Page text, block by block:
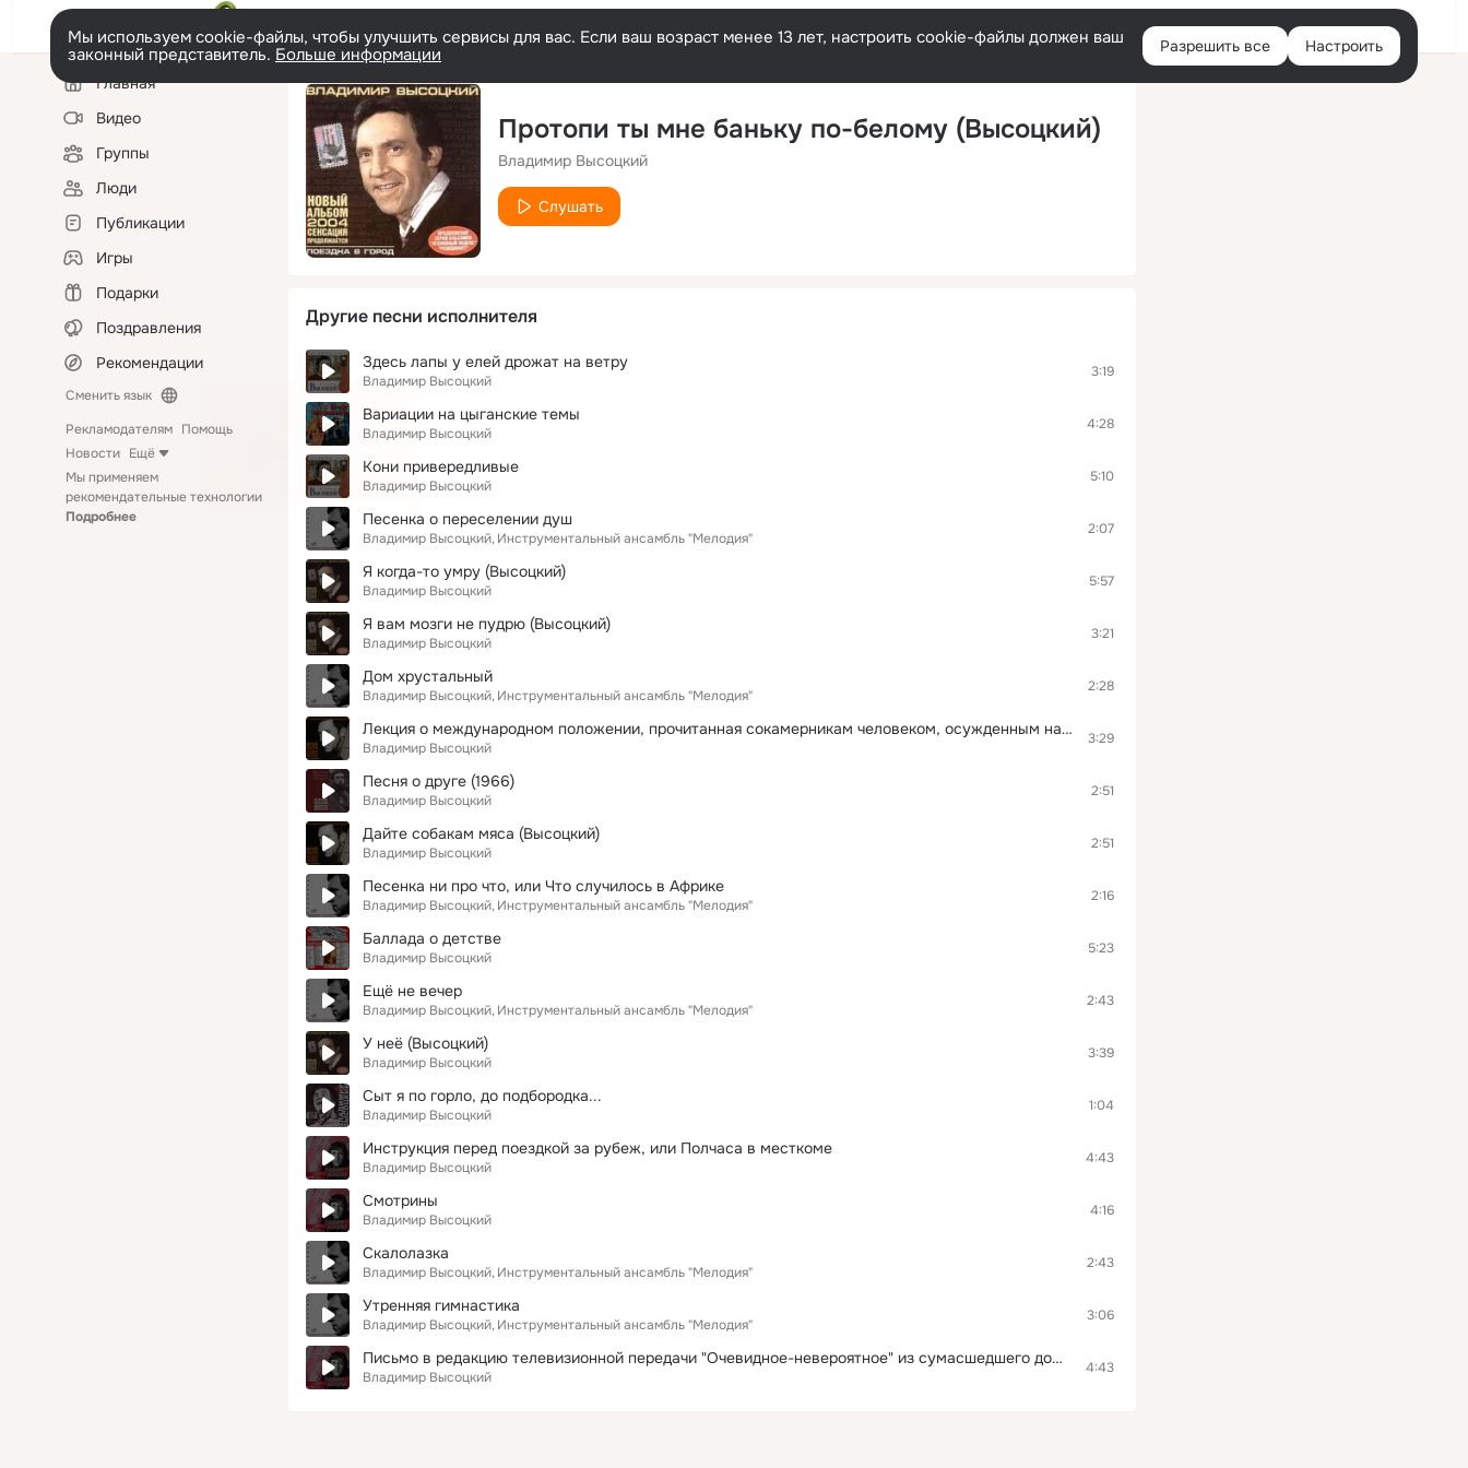
Войти
Мы используем cookie-файлы, чтобы улучшить сервисы для вас. Если ваш возраст менее 13 лет, настроить cookie-файлы должен ваш
законный представитель. Больше информации Разрешить все Настроить
Левая
колонкаГлавная
Видео
Группы
Люди
Публикации
Игры
Подарки
Поздравления
Рекомендации
Сменить язык
Рекламодателям Помощь
Новости Ещё
Мы применяем
рекомендательные технологии
Подробнее
Протопи ты мне баньку по-белому (Высоцкий)
Владимир Высоцкий
Слушать
Другие песни исполнителя
Здесь лапы у елей дрожат на ветру
Владимир Высоцкий
3:19
Вариации на цыганские темы
Владимир Высоцкий
4:28
Кони привередливые
Владимир Высоцкий
5:10
Песенка о переселении душ
Владимир Высоцкий Инструментальный ансамбль "Мелодия"
2:07
Я когда-то умру (Высоцкий)
Владимир Высоцкий
5:57
Я вам мозги не пудрю (Высоцкий)
Владимир Высоцкий
3:21
Дом хрустальный
Владимир Высоцкий Инструментальный ансамбль "Мелодия"
2:28
Лекция о международном положении, прочитанная сокамерникам человеком, осужденным на 15 суток за мелкое хулиганство
Владимир Высоцкий
3:29
Песня о друге (1966)
Владимир Высоцкий
2:51
Дайте собакам мяса (Высоцкий)
Владимир Высоцкий
2:51
Песенка ни про что, или Что случилось в Африке
Владимир Высоцкий Инструментальный ансамбль "Мелодия"
2:16
Баллада о детстве
Владимир Высоцкий
5:23
Ещё не вечер
Владимир Высоцкий Инструментальный ансамбль "Мелодия"
2:43
У неё (Высоцкий)
Владимир Высоцкий
3:39
Сыт я по горло, до подбородка...
Владимир Высоцкий
1:04
Инструкция перед поездкой за рубеж, или Полчаса в месткоме
Владимир Высоцкий
4:43
Смотрины
Владимир Высоцкий
4:16
Скалолазка
Владимир Высоцкий Инструментальный ансамбль "Мелодия"
2:43
Утренняя гимнастика
Владимир Высоцкий Инструментальный ансамбль "Мелодия"
3:06
Письмо в редакцию телевизионной передачи "Очевидное-невероятное" из сумасшедшего дома - с Канатчиковой дачи
Владимир Высоцкий
4:43